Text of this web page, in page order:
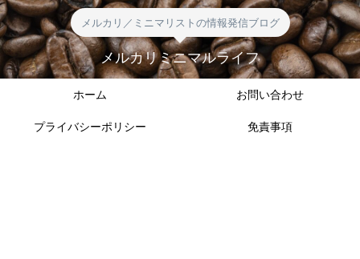
メルカリ／ミニマリストの情報発信ブログ
メルカリミニマルライフ
ホーム お問い合わせ
プライバシーポリシー 免責事項